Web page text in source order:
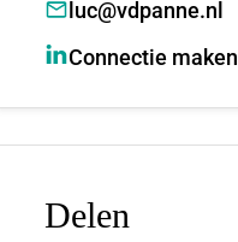
luc@vdpanne.nl
Connectie maken
Delen